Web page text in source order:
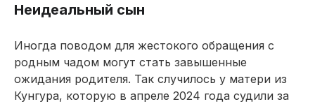
Неидеальный сын
Иногда поводом для жестокого обращения с
родным чадом могут стать завышенные
ожидания родителя. Так случилось у матери из
Кунгура, которую в апреле 2024 года судили за